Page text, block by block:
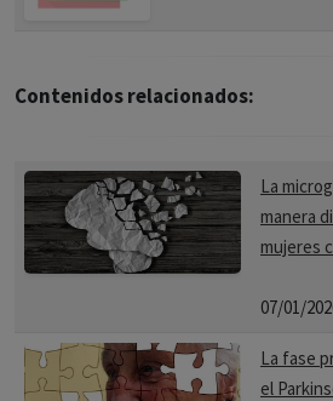
Contenidos relacionados:
La
manera
mujeres
07/01/
La fase
el